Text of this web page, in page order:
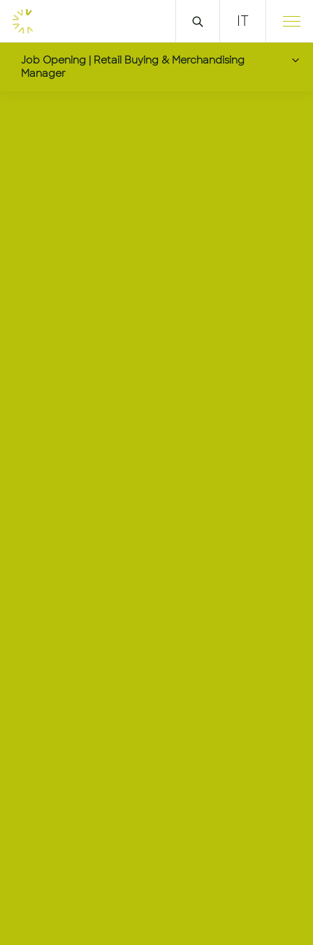
IT
Job Opening | Retail Buying & Merchandising
Manager